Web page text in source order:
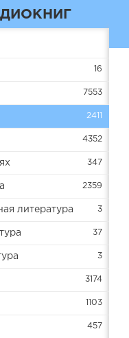
16
7553
2411
4352
347
2359
литература 3
37
3
3174
1103
457